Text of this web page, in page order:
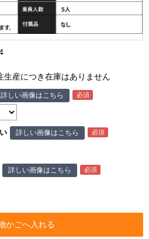
生産につき在庫はありません
詳しい画像はこちら
詳しい画像はこちら
詳しい画像はこちら